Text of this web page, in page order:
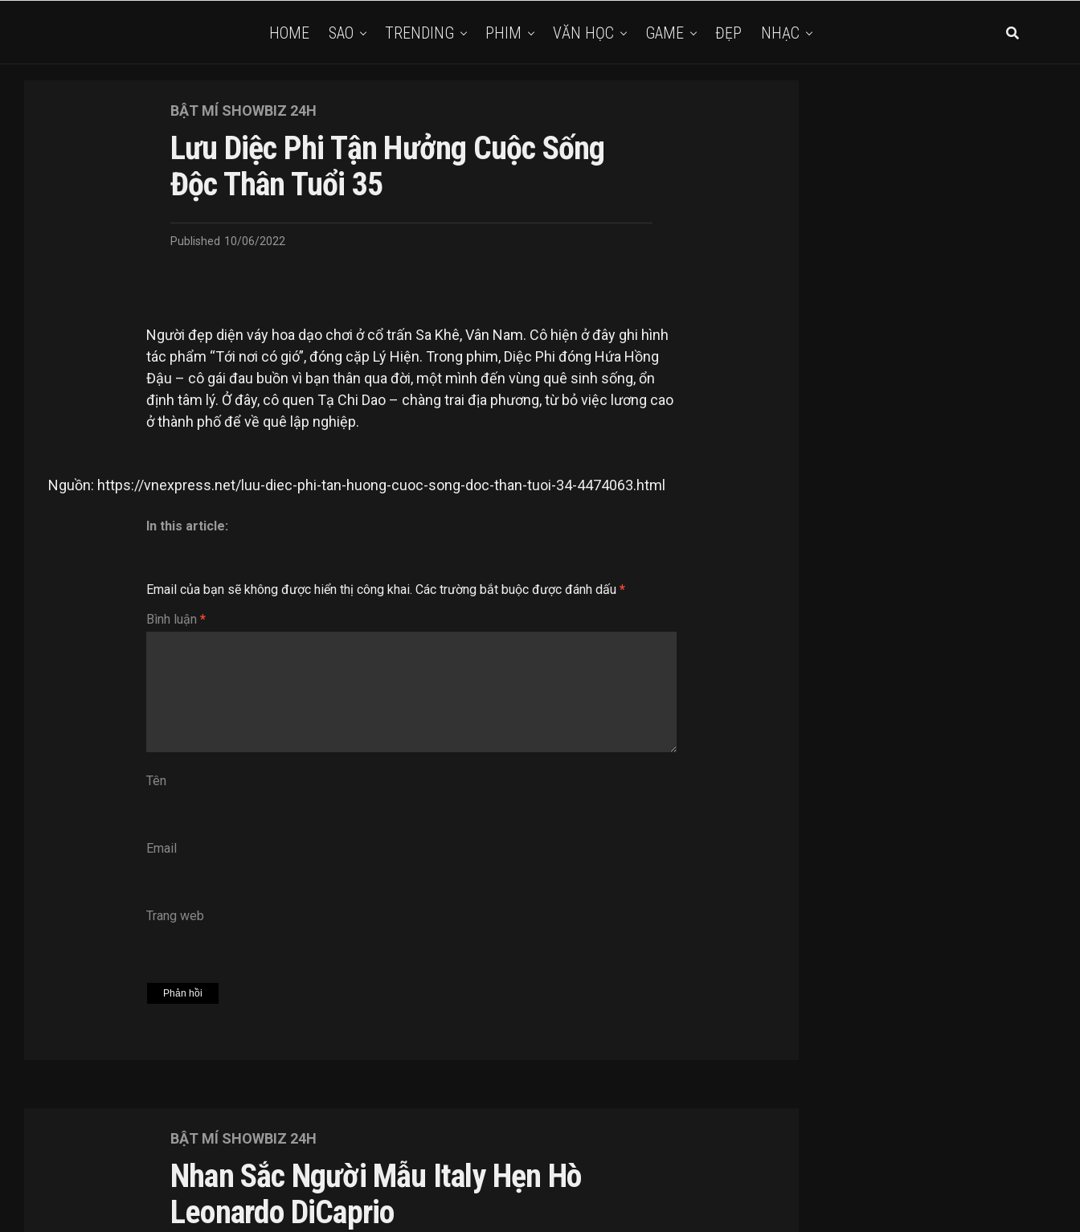
HOME SAO TRENDING PHIM VĂN HỌC GAME ĐẸP NHẠC
BẬT MÍ SHOWBIZ 24H
Lưu Diệc Phi Tận Hưởng Cuộc Sống
Độc Thân Tuổi 35
Published 10/06/2022
Người đẹp diện váy hoa dạo chơi ở cổ trấn Sa Khê, Vân Nam. Cô hiện ở đây ghi hình
tác phẩm “Tới nơi có gió”, đóng cặp Lý Hiện. Trong phim, Diệc Phi đóng Hứa Hồng
Đậu – cô gái đau buồn vì bạn thân qua đời, một mình đến vùng quê sinh sống, ổn
định tâm lý. Ở đây, cô quen Tạ Chi Dao – chàng trai địa phương, từ bỏ việc lương cao
ở thành phố để về quê lập nghiệp.
Nguồn: https://vnexpress.net/luu-diec-phi-tan-huong-cuoc-song-doc-than-tuoi-34-4474063.html
In this article:
Email của bạn sẽ không được hiển thị công khai. Các trường bắt buộc được đánh dấu *
Bình luận *
Tên
Email
Trang web
BẬT MÍ SHOWBIZ 24H
Nhan Sắc Người Mẫu Italy Hẹn Hò
Leonardo DiCaprio